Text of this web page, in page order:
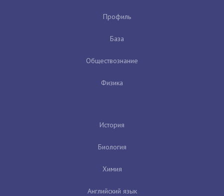
Профиль
База
Обществознание
Физика
История
Биология
Химия
Английский язык